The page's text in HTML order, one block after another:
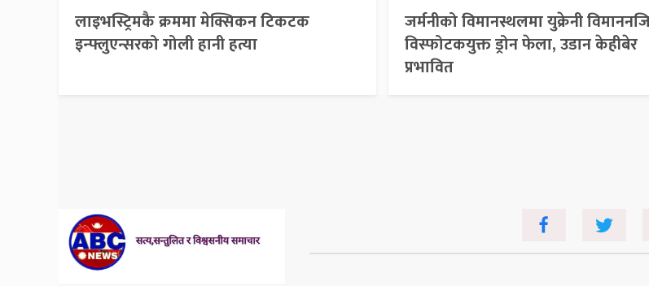
लाइभस्ट्रिमकै क्रममा मेक्सिकन टिकटक
इन्फ्लुएन्सरको गोली हानी हत्या
जर्मनीको विमानस्थलमा युक्रेनी
विस्फोटकयुक्त ड्रोन फेला, उडान केहीबेर
प्रभावित